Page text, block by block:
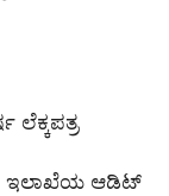
ಲೆಕ್ಕಪತ್ರ
ಇಲಾಖೆಯ ಆಡಿಟ್